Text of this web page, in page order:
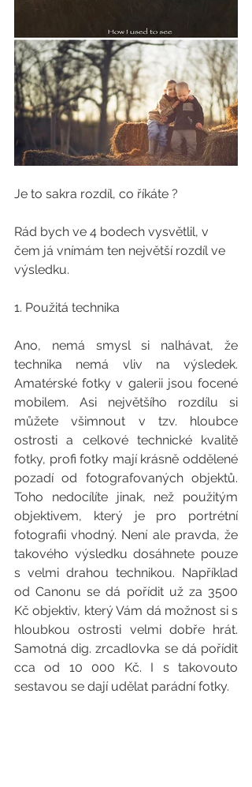
Je to sakra rozdíl, co říkáte ?
Rád bych ve 4 bodech vysvětlil, v
čem já vnímám ten největší rozdíl ve
výsledku.
1. Použitá technika
Ano, nemá smysl si nalhávat, že
technika nemá vliv na výsledek.
Amatérské fotky v galerii jsou focené
mobilem. Asi největšího rozdílu si
můžete všimnout v tzv. hloubce
ostrosti a celkové technické kvalitě
fotky, profi fotky mají krásně oddělené
pozadí od fotografovaných objektů.
Toho nedocílíte jinak, než použitým
objektivem, který je pro portrétní
fotografii vhodný. Není ale pravda, že
takového výsledku dosáhnete pouze
s velmi drahou technikou. Například
od Canonu se dá pořídit už za 3500
Kč objektiv, který Vám dá možnost si s
hloubkou ostrosti velmi dobře hrát.
Samotná dig. zrcadlovka se dá pořídit
cca od 10 000 Kč. I s takovouto
sestavou se dají udělat parádní fotky.